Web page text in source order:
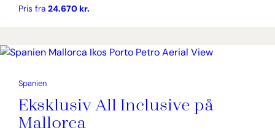
Pris fra 24.670 kr.
Spanien
Eksklusiv All Inclusive på
Mallorca